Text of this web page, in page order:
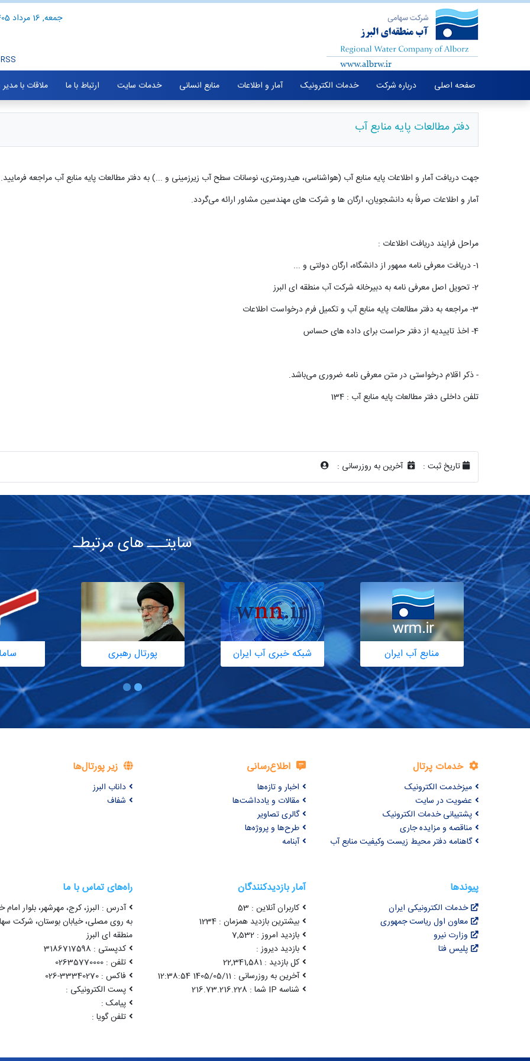
جمعه, 16 مرداد 1405
RSS
صفحه اصلی درباره شرکت خدمات الکترونیک آمار و اطلاعات منابع انسانی خدمات سایت ارتباط با ما ملاقات با
دفتر مطالعات پایه منابع آب
جهت دریافت آمار و اطلاعات پایه منابع آب (هواشناسی، هیدرومتری، نوسانات سطح آب زیرزمینی و ...) به دفتر مطالعات پایه منابع آب مراجعه فرمایید.
آمار و اطلاعات صرفاً به دانشجویان، ارگان ها و شرکت های مهندسین مشاور ارائه می‌گردد.
مراحل فرایند دریافت اطلاعات :
1- دریافت معرفی نامه ممهور از دانشگاه، ارگان دولتی و ...
2- تحویل اصل معرفی نامه به دبیرخانه شرکت آب منطقه ای البرز
3- مراجعه به دفتر مطالعات پایه منابع آب و تکمیل فرم درخواست اطلاعات
4- اخذ تاییدیه از دفتر حراست برای داده های حساس
- ذکر اقلام درخواستی در متن معرفی نامه ضروری می‌باشد.
تلفن داخلی دفتر مطالعات پایه منابع آب : 134
تاریخ ثبت : آخرین به روزرسانی :
سایتـــ های مرتبطـ
منابع آب ایران شبکه خبری آب ایران پورتال رهبری
خدمات پرتال
میزخدمت الکترونیک
عضویت در سایت
پشتیبانی خدمات الکترونیک
مناقصه و مزایده جاری
گاهنامه دفتر محیط زیست وکیفیت منابع آب
اطلاع‌رسانی
اخبار و تازه‌ها
مقالات و یادداشت‌ها
گالری تصاویر
طرح‌ها و پروژه‌ها
آبنامه
زیر پورتال‌ها
داناب البرز
شفاف
پیوندها
خدمات الکترونیکی ایران
معاون اول ریاست جمهوری
وزارت نیرو
پلیس فتا
آمار بازدیدکنندگان
کاربران آنلاین : 53
بیشترین بازدید همزمان : 1234
بازدید امروز : 7,532
بازدید دیروز :
کل بازدید : 22,341,581
آخرین به روزرسانی : 1405/05/11 12:38:54
شناسه IP شما : 216.73.216.228
راه‌های تماس با ما
آدرس : البرز، کرج، مهرشهر، بلوار امام
به روی مصلی، خیابان بوستان، شرکت
منطقه ای البرز
کدپستی : 3186717598
تلفن : 02635770000
فاکس : 33340270-026
پست الکترونیکی :
پیامک :
تلفن گویا :